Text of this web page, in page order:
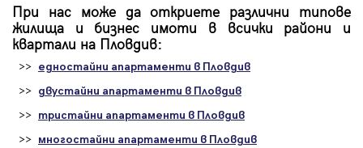
При нас може да откриете различни типове
жилища и бизнес имоти в всички райони и
квартали на Пловдив:
>> едностайни апартаменти в Пловдив
>> двустайни апартаменти в Пловдив
>> тристайни апартаменти в Пловдив
>> многостайни апартаменти в Пловдив